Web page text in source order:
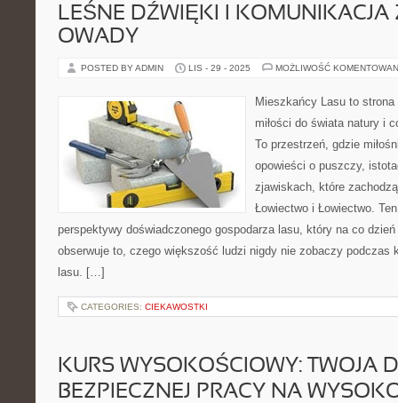
LEŚNE DŹWIĘKI I KOMUNIKACJA
OWADY
POSTED BY ADMIN LIS - 29 - 2025 MOŻLIWOŚĆ
Mieszkańcy Lasu to
miłości do świata natury i
To przestrzeń, gdzie
opowieści o puszczy,
zjawiskach, które
Łowiectwo i Łowiectwo.
perspektywy doświadczonego gospodarza lasu, który na co
obserwuje to, czego większość ludzi nigdy nie zobaczy podczas
lasu. […]
CATEGORIES: CIEKAWOSTKI
KURS WYSOKOŚCIOWY: TWOJA
BEZPIECZNEJ PRACY NA